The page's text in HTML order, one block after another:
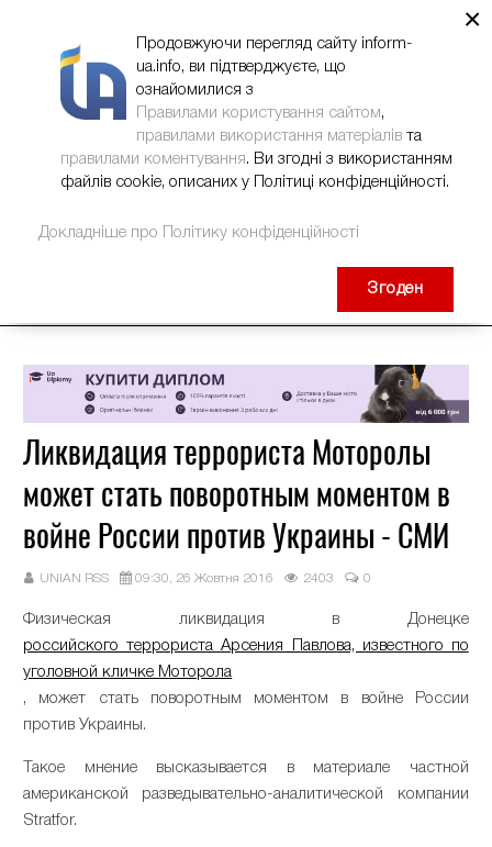
Ликвидация террориста Моторолы
может стать поворотным моментом в
войне России против Украины - СМИ
UNIAN RSS 09:30, 26 Жовтня 2016 2403 0
Физическая ликвидация в Донецке
российского террориста Арсения Павлова, известного по
уголовной кличке Моторола
, может стать поворотным моментом в войне России
против Украины.
Такое мнение высказывается в материале частной
американской разведывательно-аналитической компании
Stratfor.
×
Продовжуючи перегляд сайту inform-
ua.info, ви підтверджуєте, що
ознайомилися з
Правилами користування сайтом,
правилами використання матеріалів та
правилами коментування. Ви згодні з використанням
файлів cookie, описаних у Політиці конфіденційності.
Докладніше про Політику конфіденційності
Згоден